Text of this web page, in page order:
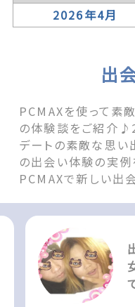
2026年4月
出
PCMAXを使って素
の体験談をご紹介
デートの素敵な思い
の出会い体験の実例
PCMAXで新しい出